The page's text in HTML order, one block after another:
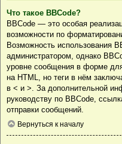
Что такое BBCode?
BBCode — это особая
возможности по
Возможность использования
администратором, однако
уровне сообщения в форме
на HTML, но теги в нём
в < и >. За дополнительной
руководству по BBCode,
отправки сообщений.
Вернуться к началу